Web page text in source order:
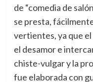
de “comedia de
se presta,
vertientes, ya que
el desamor e
chiste-vulgar y la
fue elaborada con